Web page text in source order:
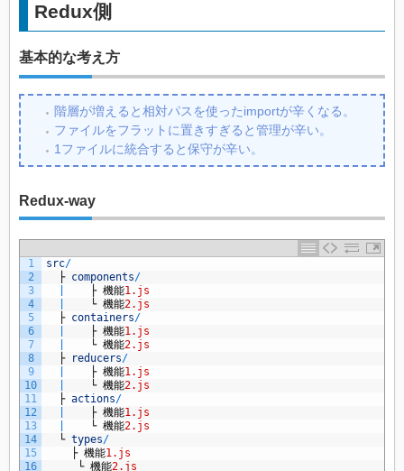
Redux側
基本的な考え方
階層が増えると相対パスを使ったimportが辛くなる。
ファイルをフラットに置きすぎると管理が辛い。
1ファイルに統合すると保守が辛い。
Redux-way
1
2
3
4
5
6
7
8
9
10
11
12
13
14
15
16
src/
├ components/
├ 機能1.js
└ 機能2.js
├ containers/
├ 機能1.js
└ 機能2.js
├
reducers/
├ 機能1.js
└ 機能2.js
├ actions/
├ 機能1.js
└ 機能2.js
└ types/
├ 機能1.js
└ 機能2.js